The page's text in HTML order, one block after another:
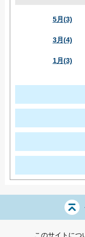
5月(3)
3月(4)
1月(3)
このサイトにつ